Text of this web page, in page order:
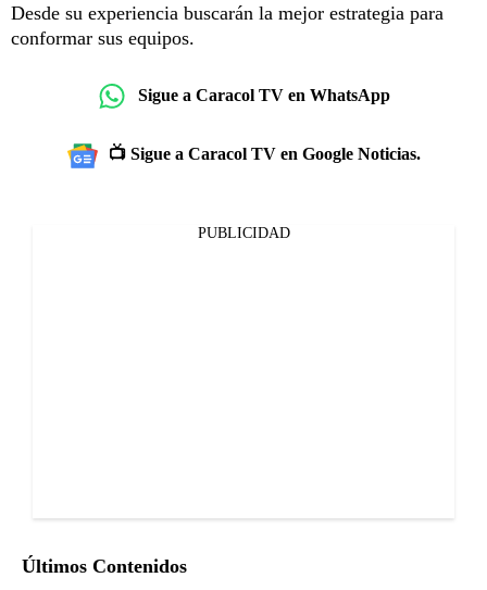
Desde su experiencia buscarán la mejor estrategia para
conformar sus equipos.
Sigue a Caracol TV en WhatsApp
📺 Sigue a Caracol TV en Google Noticias.
PUBLICIDAD
Últimos Contenidos